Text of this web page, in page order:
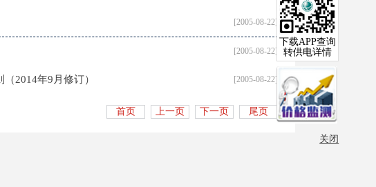
[2005-08-22]
[2005-08-22]
2014年9月修订） [2005-08-22]
尾页
下一页
上一页
首页
下载APP查询
转供电详情
关闭